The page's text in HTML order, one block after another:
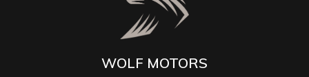
WOLF MOTORS